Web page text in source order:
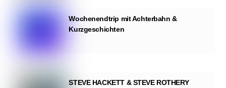
Wochenendtrip mit Achterbahn &
Kurzgeschichten
STEVE HACKETT & STEVE ROTHERY